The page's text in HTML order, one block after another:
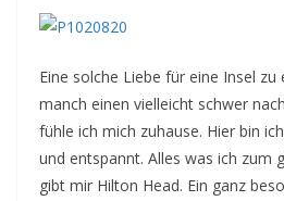
Eine solche Liebe für eine Insel
manch einen vielleicht schwer
fühle ich mich zuhause. Hier bin
und entspannt. Alles was ich zum
gibt mir Hilton Head. Ein ganz